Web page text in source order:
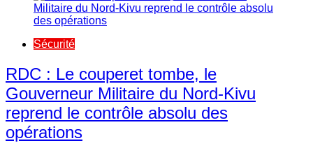
Sécurité
RDC : Le couperet tombe, le
Gouverneur Militaire du Nord-Kivu
reprend le contrôle absolu des
opérations